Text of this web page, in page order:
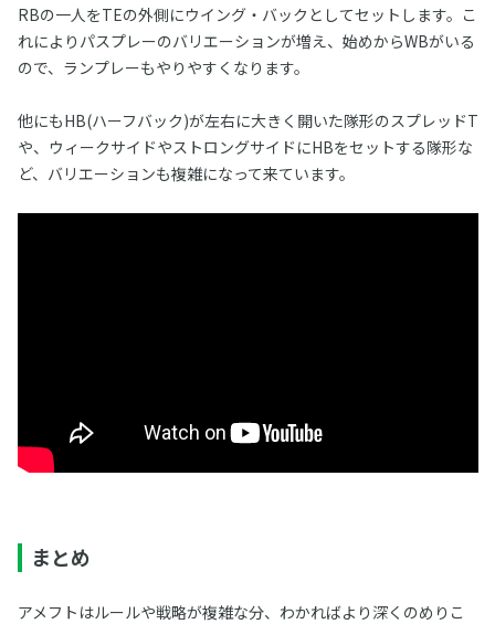
RBの一人をTEの外側にウイング・バックとしてセットします。こ
れによりパスプレーのバリエーションが増え、始めからWBがいる
ので、ランプレーもやりやすくなります。
他にもHB(ハーフバック)が左右に大きく開いた隊形のスプレッドT
や、ウィークサイドやストロングサイドにHBをセットする隊形な
ど、バリエーションも複雑になって来ています。
まとめ
アメフトはルールや戦略が複雑な分、わかればより深くのめりこ